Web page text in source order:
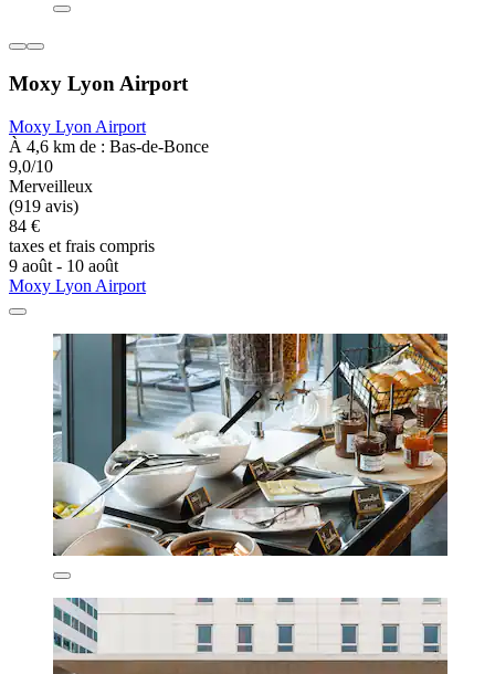
Moxy Lyon Airport
Moxy Lyon Airport
À 4,6 km de : Bas-de-Bonce
9,0/10
Merveilleux
(919 avis)
84 €
taxes et frais compris
9 août - 10 août
Moxy Lyon Airport